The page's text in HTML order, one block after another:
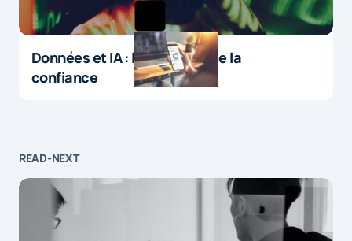
Données et IA : le paradoxe de la
confiance
READ-NEXT